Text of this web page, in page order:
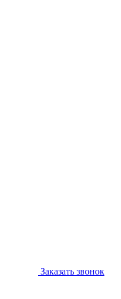
Заказать звонок